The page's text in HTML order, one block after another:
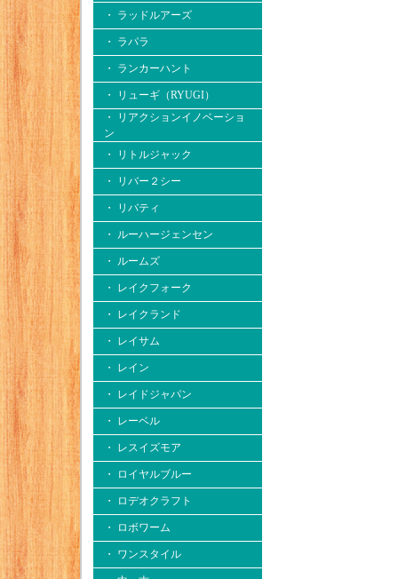
・ ラッドルアーズ
・ ラパラ
・ ランカーハント
・ リューギ（RYUGI）
・ リアクションイノベーショ
ン
・ リトルジャック
・ リバー２シー
・ リバティ
・ ルーハージェンセン
・ ルームズ
・ レイクフォーク
・ レイクランド
・ レイサム
・ レイン
・ レイドジャパン
・ レーベル
・ レスイズモア
・ ロイヤルブルー
・ ロデオクラフト
・ ロボワーム
・ ワンスタイル